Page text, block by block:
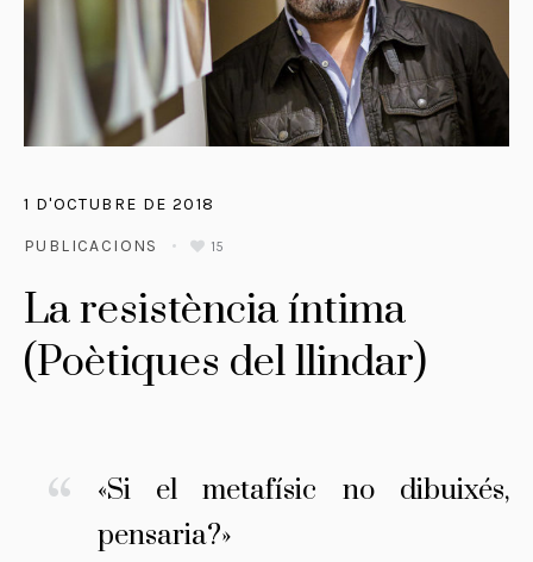
1 D'OCTUBRE DE 2018
PUBLICACIONS 15
La resistència íntima
(Poètiques del llindar)
«Si el metafísic no dibuixés,
pensaria?»